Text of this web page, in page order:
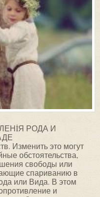
РОДА И
Изменить это могут
обстоятельства,
свободы или
спариванию в
или Вида. В этом
и